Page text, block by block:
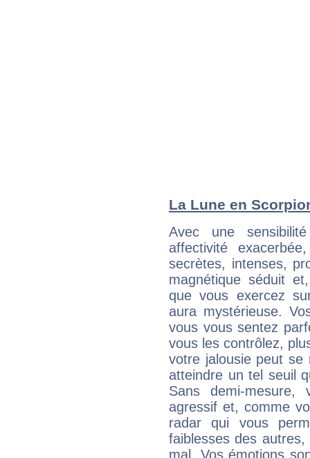
La Lune en
Avec une
affectivité
secrètes, intenses,
magnétique séduit
que vous exercez
aura mystérieuse.
vous vous sentez
vous les contrôlez,
votre jalousie peut se
atteindre un tel seuil
Sans demi-mesure,
agressif et, comme
radar qui vous
faiblesses des
mal. Vos émotions